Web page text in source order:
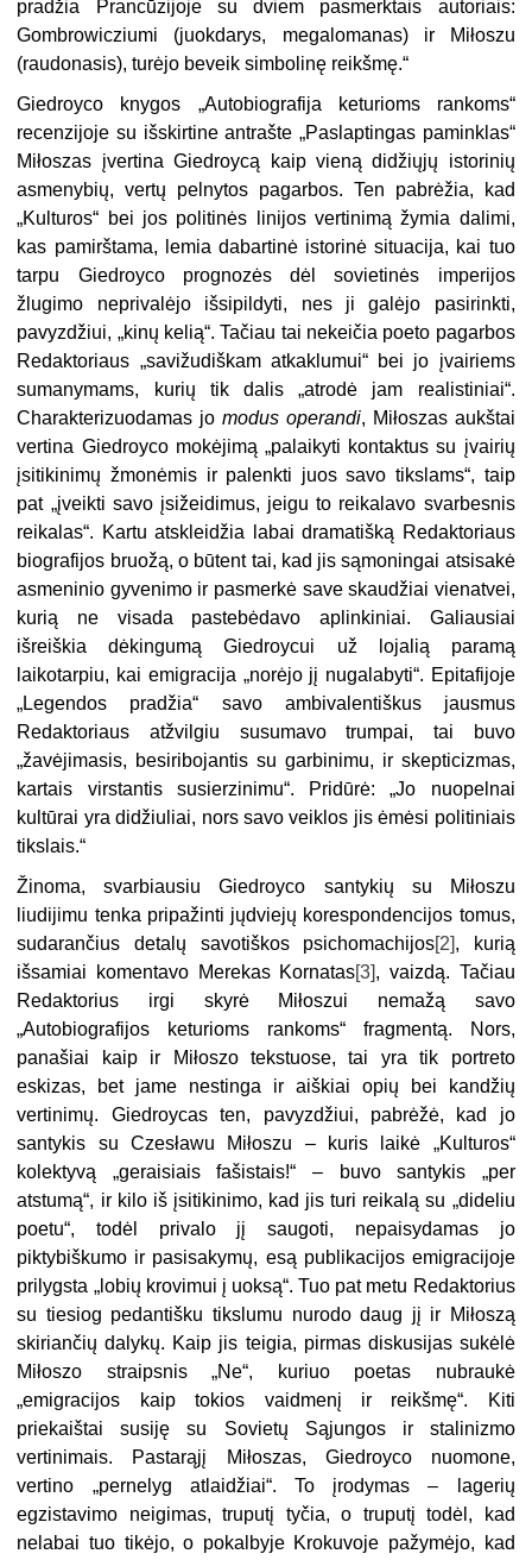
pradžia Prancūzijoje su dviem pasmerktais autoriais:
Gombrowicziumi (juokdarys, megalomanas) ir Miłoszu
(raudonasis), turėjo beveik simbolinę reikšmę.“
Giedroyco knygos „Autobiografija keturioms rankoms“
recenzijoje su išskirtine antrašte „Paslaptingas paminklas“
Miłoszas įvertina Giedroycą kaip vieną didžiųjų istorinių
asmenybių, vertų pelnytos pagarbos. Ten pabrėžia, kad
„Kulturos“ bei jos politinės linijos vertinimą žymia dalimi,
kas pamirštama, lemia dabartinė istorinė situacija, kai tuo
tarpu Giedroyco prognozės dėl sovietinės imperijos
žlugimo neprivalėjo išsipildyti, nes ji galėjo pasirinkti,
pavyzdžiui, „kinų kelią“. Tačiau tai nekeičia poeto pagarbos
Redaktoriaus „savižudiškam atkaklumui“ bei jo įvairiems
sumanymams, kurių tik dalis „atrodė jam realistiniai“.
Charakterizuodamas jomodus operandi, Miłoszas aukštai
vertina Giedroyco mokėjimą „palaikyti kontaktus su įvairių
įsitikinimų žmonėmis ir palenkti juos savo tikslams“, taip
pat „įveikti savo įsižeidimus, jeigu to reikalavo svarbesnis
reikalas“. Kartu atskleidžia labai dramatišką Redaktoriaus
biografijos bruožą, o būtent tai, kad jis sąmoningai atsisakė
asmeninio gyvenimo ir pasmerkė save skaudžiai vienatvei,
kurią ne visada pastebėdavo aplinkiniai. Galiausiai
išreiškia dėkingumą Giedroycui už lojalią paramą
laikotarpiu, kai emigracija „norėjo jį nugalabyti“. Epitafijoje
„Legendos pradžia“ savo ambivalentiškus jausmus
Redaktoriaus atžvilgiu susumavo trumpai, tai buvo
„žavėjimasis, besiribojantis su garbinimu, ir skepticizmas,
kartais virstantis susierzinimu“. Pridūrė: „Jo nuopelnai
kultūrai yra didžiuliai, nors savo veiklos jis ėmėsi politiniais
tikslais.“
Žinoma, svarbiausiu Giedroyco santykių su Miłoszu
liudijimu tenka pripažinti jųdviejų korespondencijos tomus,
sudarančius detalų savotiškos psichomachijos[2], kurią
išsamiai komentavo Merekas Kornatas[3], vaizdą. Tačiau
Redaktorius irgi skyrė Miłoszui nemažą savo
„Autobiografijos keturioms rankoms“ fragmentą. Nors,
panašiai kaip ir Miłoszo tekstuose, tai yra tik portreto
eskizas, bet jame nestinga ir aiškiai opių bei kandžių
vertinimų. Giedroycas ten, pavyzdžiui, pabrėžė, kad jo
santykis su Czesławu Miłoszu – kuris laikė „Kulturos“
kolektyvą „geraisiais fašistais!“ – buvo santykis „per
atstumą“, ir kilo iš įsitikinimo, kad jis turi reikalą su „dideliu
poetu“, todėl privalo jį saugoti, nepaisydamas jo
piktybiškumo ir pasisakymų, esą publikacijos emigracijoje
prilygsta „lobių krovimui į uoksą“. Tuo pat metu Redaktorius
su tiesiog pedantišku tikslumu nurodo daug jį ir Miłoszą
skiriančių dalykų. Kaip jis teigia, pirmas diskusijas sukėlė
Miłoszo straipsnis „Ne“, kuriuo poetas nubraukė
„emigracijos kaip tokios vaidmenį ir reikšmę“. Kiti
priekaištai susiję su Sovietų Sąjungos ir stalinizmo
vertinimais. Pastarąjį Miłoszas, Giedroyco nuomone,
vertino „pernelyg atlaidžiai“. To įrodymas – lagerių
egzistavimo neigimas, truputį tyčia, o truputį todėl, kad
nelabai tuo tikėjo, o pokalbyje Krokuvoje pažymėjo, kad